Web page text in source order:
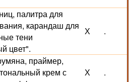
палитра для
карандаш для
тени
цвет".
Х .
праймер,
крем с
Х .